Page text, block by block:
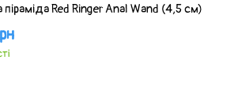
Red Ringer Anal Wand (4,5 см)